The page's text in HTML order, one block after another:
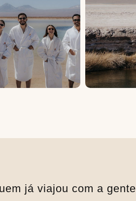
já viajou com a gente